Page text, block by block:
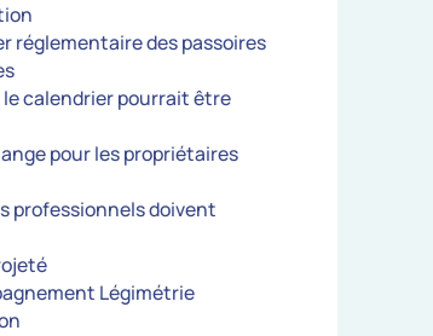
réglementaire des passoires
calendrier pourrait être
pour les propriétaires
professionnels doivent
Légimétrie